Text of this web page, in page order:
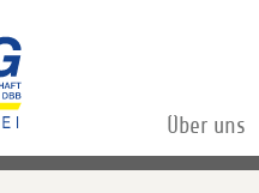
Über uns